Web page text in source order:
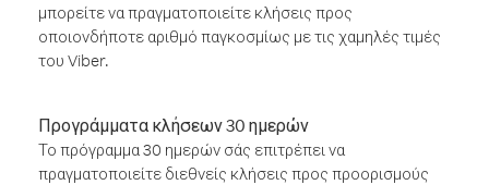
μπορείτε να πραγματοποιείτε κλήσεις προς
οποιονδήποτε αριθμό παγκοσμίως με τις χαμηλές τιμές
του Viber.
Προγράμματα κλήσεων 30 ημερών
Το πρόγραμμα 30 ημερών σάς επιτρέπει να
πραγματοποιείτε διεθνείς κλήσεις προς προορισμούς